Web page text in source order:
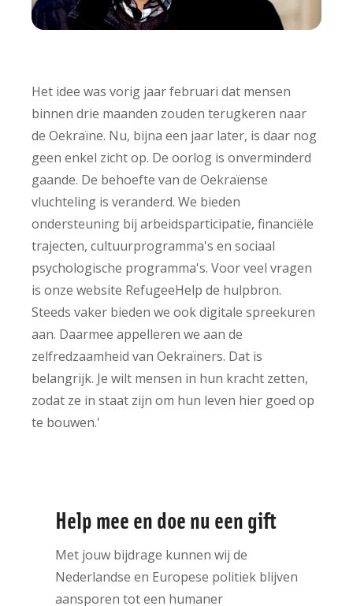
Het idee was vorig jaar februari dat mensen
binnen drie maanden zouden terugkeren naar
de Oekraïne. Nu, bijna een jaar later, is daar nog
geen enkel zicht op. De oorlog is onverminderd
gaande. De behoefte van de Oekraïense
vluchteling is veranderd. We bieden
ondersteuning bij arbeidsparticipatie, financiële
trajecten, cultuurprogramma's en sociaal
psychologische programma's. Voor veel vragen
is onze website RefugeeHelp de hulpbron.
Steeds vaker bieden we ook digitale spreekuren
aan. Daarmee appelleren we aan de
zelfredzaamheid van Oekraïners. Dat is
belangrijk. Je wilt mensen in hun kracht zetten,
zodat ze in staat zijn om hun leven hier goed op
te bouwen.'
Help mee en doe nu een gift
Met jouw bijdrage kunnen wij de
Nederlandse en Europese politiek blijven
aansporen tot een humaner